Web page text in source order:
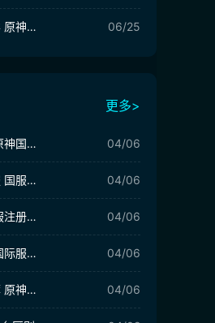
原神双手剑超越之匙怎么样 原神双手剑超越之匙介绍 06/25
更多>
原神手游国际服怎么下载 原神国际服下载方法 04/06
原神手游国服怎么转国际服 国服转国际服方法介绍 04/06
国际服原神怎么注册 国际服注册教程分享 04/06
原神国际服怎么设置中文 国际服中文设置教程 04/06
原神国际服免费加速器推荐 原神国际服用什么加速器 04/06